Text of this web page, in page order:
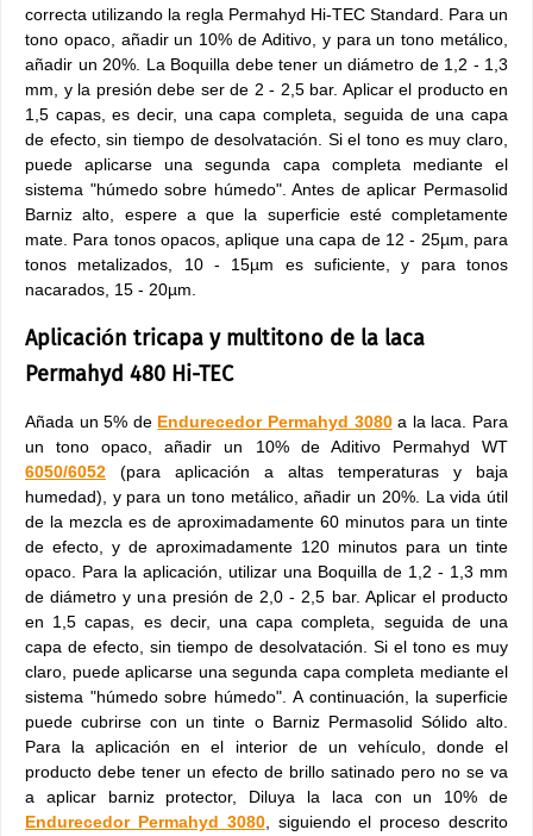
correcta utilizando la regla Permahyd Hi-TEC Standard. Para un
tono opaco, añadir un 10% de Aditivo, y para un tono metálico,
añadir un 20%. La Boquilla debe tener un diámetro de 1,2 - 1,3
mm, y la presión debe ser de 2 - 2,5 bar. Aplicar el producto en
1,5 capas, es decir, una capa completa, seguida de una capa
de efecto, sin tiempo de desolvatación. Si el tono es muy claro,
puede aplicarse una segunda capa completa mediante el
sistema "húmedo sobre húmedo". Antes de aplicar Permasolid
Barniz alto, espere a que la superficie esté completamente
mate. Para tonos opacos, aplique una capa de 12 - 25µm, para
tonos metalizados, 10 - 15µm es suficiente, y para tonos
nacarados, 15 - 20µm.
Aplicación tricapa y multitono de la laca
Permahyd 480 Hi-TEC
Añada un 5% de Endurecedor Permahyd 3080a la laca. Para
un tono opaco, añadir un 10% de Aditivo Permahyd WT
6050/6052 (para aplicación a altas temperaturas y baja
humedad), y para un tono metálico, añadir un 20%. La vida útil
de la mezcla es de aproximadamente 60 minutos para un tinte
de efecto, y de aproximadamente 120 minutos para un tinte
opaco. Para la aplicación, utilizar una Boquilla de 1,2 - 1,3 mm
de diámetro y una presión de 2,0 - 2,5 bar. Aplicar el producto
en 1,5 capas, es decir, una capa completa, seguida de una
capa de efecto, sin tiempo de desolvatación. Si el tono es muy
claro, puede aplicarse una segunda capa completa mediante el
sistema "húmedo sobre húmedo". A continuación, la superficie
puede cubrirse con un tinte o Barniz Permasolid Sólido alto.
Para la aplicación en el interior de un vehículo, donde el
producto debe tener un efecto de brillo satinado pero no se va
a aplicar barniz protector, Diluya la laca con un 10% de
Endurecedor Permahyd 3080, siguiendo el proceso descrito